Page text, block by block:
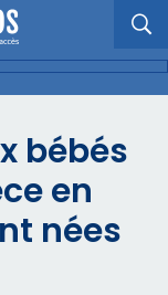
bébés
en
nées